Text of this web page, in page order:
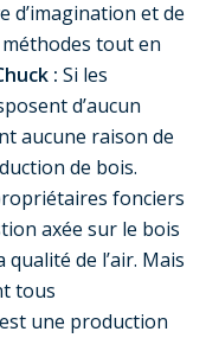
et de
tout en
: Si les
d’aucun
aucune raison de
de bois.
fonciers
axée sur le bois
qualité de l’air. Mais
tous
une production